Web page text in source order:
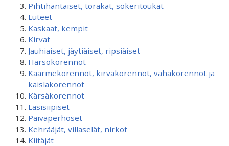
Pihtihäntäiset, torakat, sokeritoukat
Luteet
Kaskaat, kempit
Kirvat
Jauhiaiset, jäytiäiset, ripsiäiset
Harsokorennot
Käärmekorennot, kirvakorennot, vahakorennot ja
kaislakorennot
Kärsäkorennot
Lasisiipiset
Päiväperhoset
Kehrääjät, villaselät, nirkot
Kiitäjät